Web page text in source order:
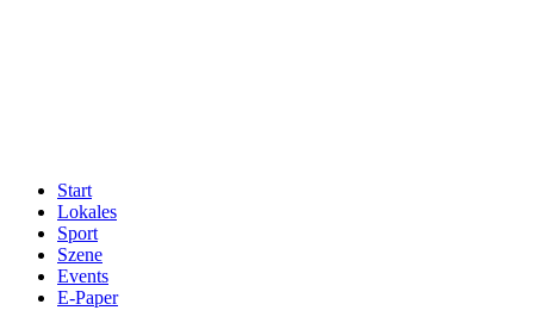
Start
Lokales
Sport
Szene
Events
E-Paper